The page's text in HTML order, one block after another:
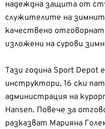
надеждна защита от
служителите на
качествено
изложени на сурови
Тази година Sport Depot
инструктори, 16 ски
администрация на
Hansen. Повече за
разказват Марияна